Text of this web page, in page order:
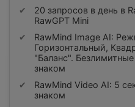
20 запросов в день в
RawGPT Mini
RawMind Image AI:
Горизонтальный,
"Баланс".
знаком
RawMind Video AI: 5
знаком